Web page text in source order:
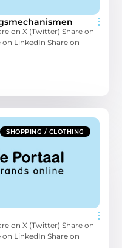
on X (Twitter) Share on
LinkedIn Share on
SHOPPING / CLOTHING
on X (Twitter) Share on
LinkedIn Share on